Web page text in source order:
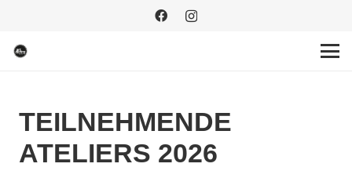
TEILNEHMENDE
ATELIERS 2026